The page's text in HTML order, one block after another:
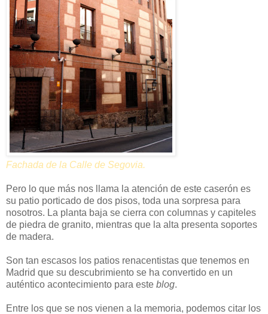
Fachada de la Calle de Segovia.
Pero lo que más nos llama la atención de este caserón es
su patio porticado de dos pisos, toda una sorpresa para
nosotros. La planta baja se cierra con columnas y capiteles
de piedra de granito, mientras que la alta presenta soportes
de madera.
Son tan escasos los patios renacentistas que tenemos en
Madrid que su descubrimiento se ha convertido en un
auténtico acontecimiento para este blog.
Entre los que se nos vienen a la memoria, podemos citar los